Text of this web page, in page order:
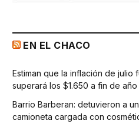
EN EL CHACO
Estiman que la inflación de
superará los $1.650 a fin de año
Barrio Barberan: detuvieron a
camioneta cargada con